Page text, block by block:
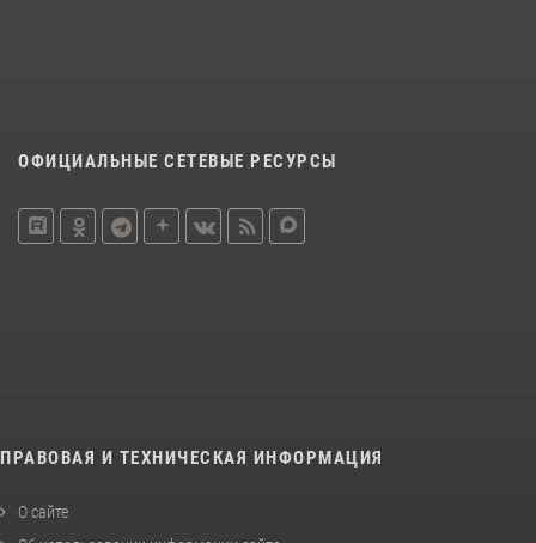
ОФИЦИАЛЬНЫЕ СЕТЕВЫЕ РЕСУРСЫ
ПРАВОВАЯ И ТЕХНИЧЕСКАЯ ИНФОРМАЦИЯ
О сайте